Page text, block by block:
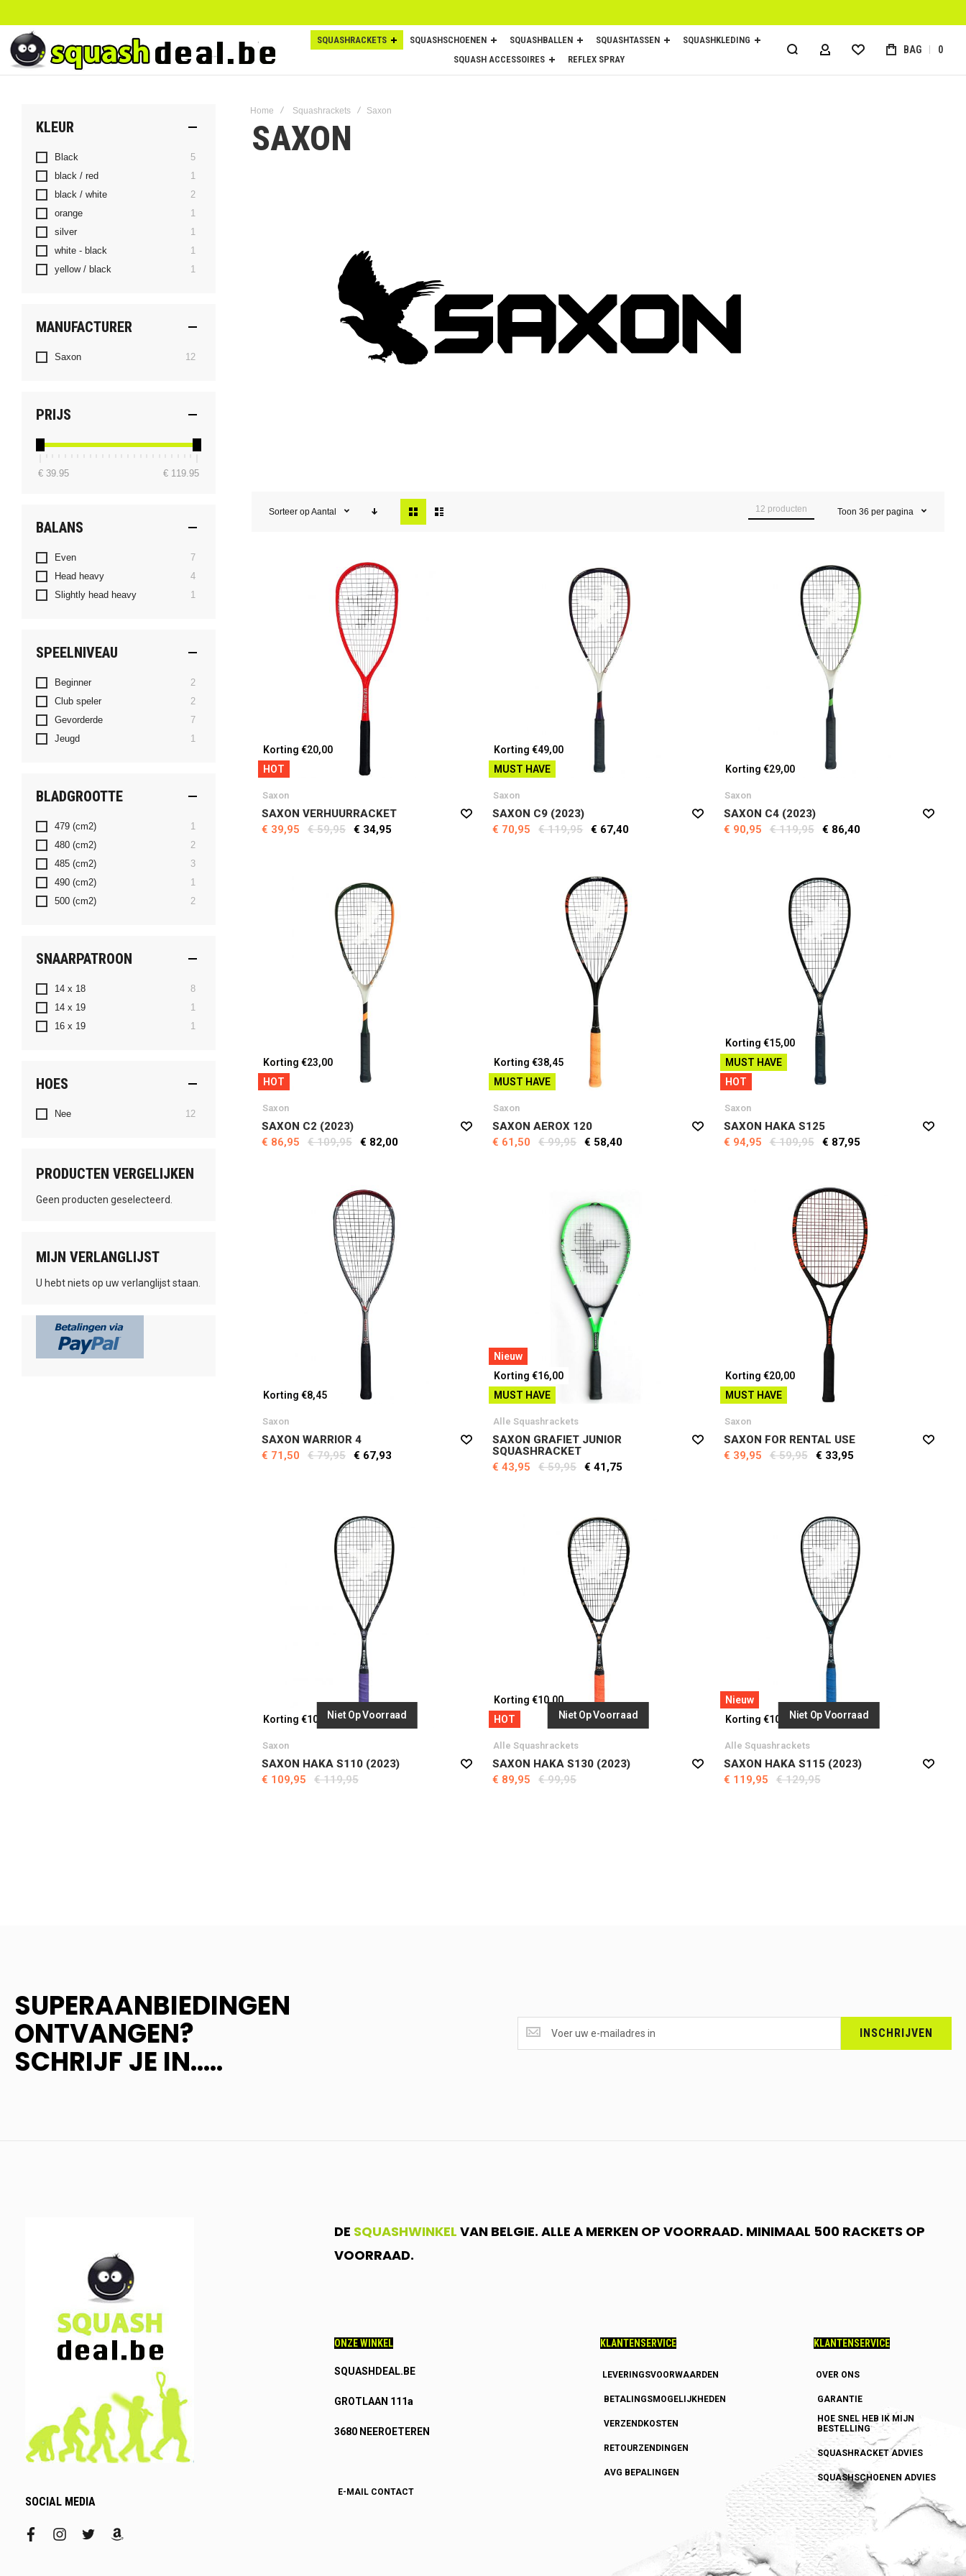
SQUASHRACKETS SQUASHSCHOENEN SQUASHBALLEN SQUASHTASSEN
SQUASHKLEDING
SQUASH ACCESSOIRES
REFLEX SPRAY ACCOUNT BAG 0
Home Squashrackets Saxon
SAXON
Sorteer opAantal
als
12 producten Toon 36 per pagina
Korting €20,00
HOT
Saxon
SAXON VERHUURRACKET
€ 39,95
€ 59,95 € 34,95
Korting €49,00
MUST HAVE
Saxon
SAXON C9 (2023)
€ 70,95
€ 119,95 € 67,40
Korting €29,00
Saxon
SAXON C4 (2023)
€ 90,95
€ 119,95 € 86,40
Korting €23,00
HOT
Saxon
SAXON C2 (2023)
€ 86,95
€ 109,95 € 82,00
Korting €38,45
MUST HAVE
Saxon
SAXON AEROX 120
€ 61,50
€ 99,95 € 58,40
Korting €15,00
MUST HAVE
HOT
Saxon
SAXON HAKA S125
€ 94,95
€ 109,95 € 87,95
Korting €8,45
Saxon
SAXON WARRIOR 4
€ 71,50
€ 79,95 € 67,93
Nieuw
Korting €16,00
MUST HAVE
Alle Squashrackets
SAXON GRAFIET JUNIOR
SQUASHRACKET
€ 43,95
€ 59,95 € 41,75
Korting €20,00
MUST HAVE
Saxon
SAXON FOR RENTAL USE
€ 39,95
€ 59,95 € 33,95
Niet Op Voorraad
Korting €10,00
Saxon
SAXON HAKA S110 (2023)
€ 109,95
€ 119,95
Niet Op Voorraad
Korting €10,00
HOT
Alle Squashrackets
SAXON HAKA S130 (2023)
€ 89,95
€ 99,95
Niet Op Voorraad
Nieuw
Korting €10,00
Alle Squashrackets
SAXON HAKA S115 (2023)
€ 119,95
€ 129,95
KLEUR
Black 5producten
black / red
1
black / white
2producten
orange
1
silver
1
white - black
1
yellow / black
1
MANUFACTURER
Saxon 12producten
PRIJS
€ 39.95 € 119.95
BALANS
Even 7producten
Head heavy
4producten
Slightly head heavy
1
SPEELNIVEAU
Beginner 2producten
Club speler
2producten
Gevorderde
7producten
Jeugd
1
BLADGROOTTE
479 (cm2) 1
480 (cm2)
2producten
485 (cm2)
3producten
490 (cm2)
1
500 (cm2)
2producten
SNAARPATROON
14 x 18 8producten
14 x 19
1
16 x 19
1
HOES
Nee 12producten
PRODUCTEN VERGELIJKEN
Geen producten geselecteerd.
MIJN VERLANGLIJST
U hebt niets op uw verlanglijst staan.
SUPERAANBIEDINGEN
ONTVANGEN?
SCHRIJF JE IN.....
ONTVANGEN?
<br>SCHRIJF
INSCHRIJVEN
SOCIAL MEDIA
facebookinstagram
twitteramazon
DE SQUASHWINKEL VAN BELGIE. ALLE A MERKEN OP VOORRAAD. MINIMAAL 500 RACKETS OP
VOORRAAD.
ONZE WINKEL
SQUASHDEAL.BE
GROTLAAN 111a
3680 NEEROETEREN
E-MAIL CONTACT
KLANTENSERVICE
LEVERINGSVOORWAARDEN
BETALINGSMOGELIJKHEDEN
VERZENDKOSTEN
RETOURZENDINGEN
AVG BEPALINGEN
KLANTENSERVICE
OVER ONS
GARANTIE
HOE SNEL HEB IK MIJN
BESTELLING
SQUASHRACKET ADVIES
SQUASHSCHOENEN ADVIES